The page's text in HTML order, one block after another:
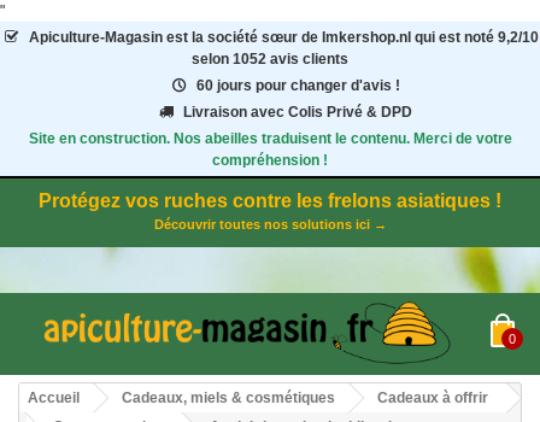
"
Apiculture-Magasinest la société sœur de Imkershop.nl qui est noté 9,2/10
selon 1052 avis clients
60 jours pour changer d'avis !
Livraison avec Colis Privé & DPD
Site en construction. Nos abeilles traduisent le contenu. Merci de votre
compréhension !
Protégez vos ruches contre les frelons asiatiques !
Découvrir toutes nos solutions ici →
0
Accueil Cadeaux, miels & cosmétiques
Cadeaux à offrir